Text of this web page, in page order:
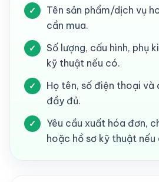
✓
Tên sản phẩm/dịch vụ
cần mua.
✓
Số lượng, cấu hình, phụ
kỹ thuật nếu có.
✓
Họ tên, số điện thoại và
đầy đủ.
✓
Yêu cầu xuất hóa đơn,
hoặc hồ sơ kỹ thuật nếu